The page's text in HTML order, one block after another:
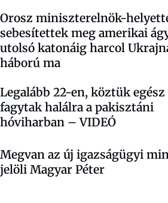
Orosz miniszterelnök-
sebesítettek meg amerikai
utolsó katonáig harcol
háború ma
Legalább 22-en, köztük egész
fagytak halálra a pakisztáni
hóviharban – VIDEÓ
Megvan az új igazságügyi
jelöli Magyar Péter